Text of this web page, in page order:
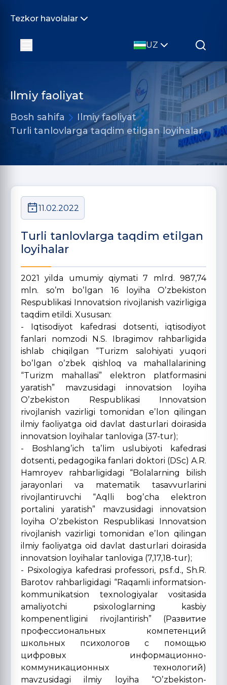
Tezkor havolalar
UZ
Ilmiy faoliyat
Bosh sahifa
Ilmiy faoliyat
Turli tanlovlarga taqdim etilgan loyihalar
11.02.2022
Turli tanlovlarga taqdim etilgan
loyihalar
2021 yilda umumiy qiymati 7 mlrd. 987,74
mln. soʼm boʼlgan 16 loyiha Oʼzbekiston
Respublikasi Innovatsion rivojlanish vazirligiga
taqdim etildi. Xususan:
- Iqtisodiyot kafedrasi dotsenti, iqtisodiyot
fanlari nomzodi N.S. Ibragimov rahbarligida
ishlab chiqilgan “Turizm salohiyati yuqori
boʼlgan oʼzbek qishloq va mahallalarining
“Turizm mahallasi” elektron platformasini
yaratish” mavzusidagi innovatsion loyiha
Oʼzbekiston Respublikasi Innovatsion
rivojlanish vazirligi tomonidan eʼlon qilingan
ilmiy faoliyatga oid davlat dasturlari doirasida
innovatsion loyihalar tanloviga (37-tur);
- Boshlangʼich taʼlim uslubiyoti kafedrasi
dotsenti, pedagogika fanlari doktori (DSc) А.R.
Hamroyev rahbarligidagi “Bolalarning bilish
jarayonlari va matematik tasavvurlarini
rivojlantiruvchi “Аqlli bogʼcha elektron
portalini yaratish” mavzusidagi innovatsion
loyiha Oʼzbekiston Respublikasi Innovatsion
rivojlanish vazirligi tomonidan eʼlon qilingan
ilmiy faoliyatga oid davlat dasturlari doirasida
innovatsion loyihalar tanloviga (7,17,18-tur);
- Psixologiya kafedrasi professori, ps.f.d., Sh.R.
Barotov rahbarligidagi “Raqamli informatsion-
kommunikatsion texnologiyalar vositasida
amaliyotchi psixologlarning kasbiy
kompenentligini rivojlantirish” (Развитие
профессиональных компетенций
школьных психологов с помощью
цифровых информационно-
коммуникационных технологий)
mavzusidagi ilmiy loyiha “Oʼzbekiston-